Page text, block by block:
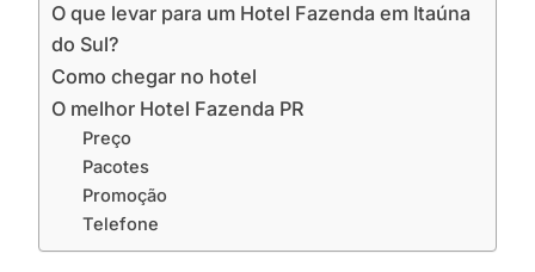
O que levar para um Hotel Fazenda em Itaúna
do Sul?
Como chegar no hotel
O melhor Hotel Fazenda PR
Preço
Pacotes
Promoção
Telefone